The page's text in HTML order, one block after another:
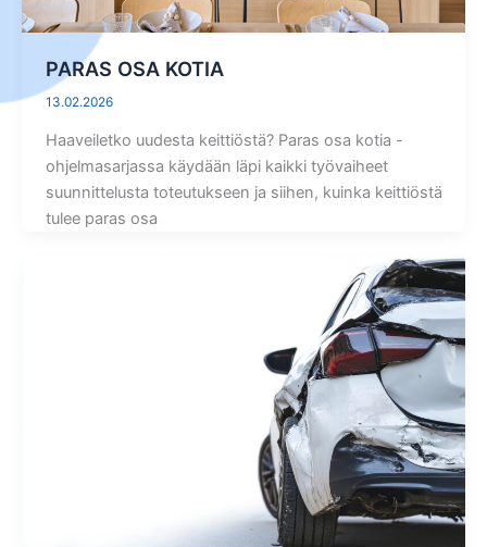
PARAS OSA KOTIA
13.02.2026
Haaveiletko uudesta keittiöstä? Paras osa kotia -
ohjelmasarjassa käydään läpi kaikki työvaiheet
suunnittelusta toteutukseen ja siihen, kuinka keittiöstä
tulee paras osa